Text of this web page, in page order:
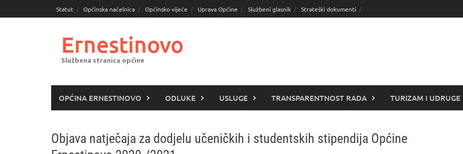
do
Statut Općinska načelnica Općinsko vijeće Uprava Općine Službeni glasnik Strateški dokumenti
Ernestinovo
Službena stranica općine
OPĆINA ERNESTINOVO ODLUKE USLUGE TRANSPARENTNOST RADA TURIZAM I UDRUGE
Objava natječaja za dodjelu učeničkih i studentskih stipendija Općine